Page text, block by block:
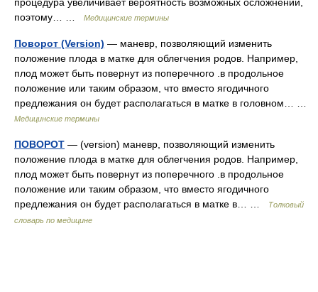
поэтому… …
Медицинские термины
Поворот (Version) — маневр, позволяющий изменить
положение плода в матке для облегчения родов. Например,
плод может быть повернут из поперечного .в продольное
положение или таким образом, что вместо ягодичного
предлежания он будет располагаться в матке в головном… …
Медицинские термины
ПОВОРОТ — (version) маневр, позволяющий изменить
положение плода в матке для облегчения родов. Например,
плод может быть повернут из поперечного .в продольное
положение или таким образом, что вместо ягодичного
предлежания он будет располагаться в матке в… …
Толковый
словарь по медицине